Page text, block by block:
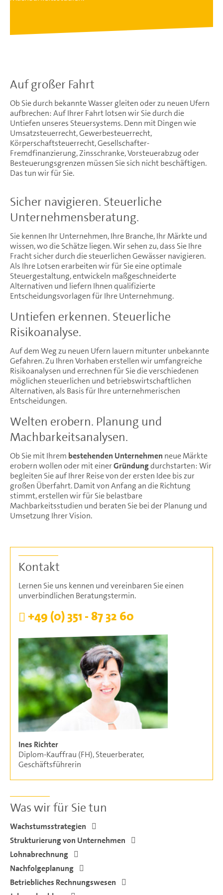
Auf großer Fahrt
Ob Sie durch bekannte Wasser gleiten oder zu neuen Ufern
aufbrechen: Auf Ihrer Fahrt lotsen wir Sie durch die
Untiefen unseres Steuersystems. Denn mit Dingen wie
Umsatzsteuerrecht, Gewerbesteuerrecht,
Körperschaftsteuerrecht, Gesellschafter-
Fremdfinanzierung, Zinsschranke, Vorsteuerabzug oder
Besteuerungsgrenzen müssen Sie sich nicht beschäftigen.
Das tun wir für Sie.
Sicher navigieren. Steuerliche
Unternehmensberatung.
Sie kennen Ihr Unternehmen, Ihre Branche, Ihr Märkte und
wissen, wo die Schätze liegen. Wir sehen zu, dass Sie Ihre
Fracht sicher durch die steuerlichen Gewässer navigieren.
Als Ihre Lotsen erarbeiten wir für Sie eine optimale
Steuergestaltung, entwickeln maßgeschneiderte
Alternativen und liefern Ihnen qualifizierte
Entscheidungsvorlagen für Ihre Unternehmung.
Untiefen erkennen. Steuerliche
Risikoanalyse.
Auf dem Weg zu neuen Ufern lauern mitunter unbekannte
Gefahren. Zu Ihren Vorhaben erstellen wir umfangreiche
Risikoanalysen und errechnen für Sie die verschiedenen
möglichen steuerlichen und betriebswirtschaftlichen
Alternativen, als Basis für Ihre unternehmerischen
Entscheidungen.
Welten erobern. Planung und
Machbarkeitsanalysen.
Ob Sie mit Ihrem bestehenden Unternehmen neue Märkte
erobern wollen oder mit einerGründungdurchstarten: Wir
begleiten Sie auf Ihrer Reise von der ersten Idee bis zur
großen Überfahrt. Damit von Anfang an die Richtung
stimmt, erstellen wir für Sie belastbare
Machbarkeitsstudien und beraten Sie bei der Planung und
Umsetzung Ihrer Vision.
Kontakt
Lernen Sie uns kennen und vereinbaren Sie einen
unverbindlichen Beratungstermin.
+49 (0) 351 - 87 32 60
Ines Richter
Diplom-Kauffrau (FH), Steuerberater,
Geschäftsführerin
Was wir für Sie tun
Wachstumsstrategien
Strukturierung von Unternehmen
Lohnabrechnung
Nachfolgeplanung
Betriebliches Rechnungswesen